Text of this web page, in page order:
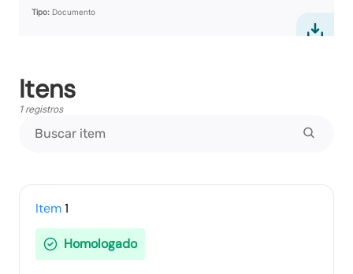
Tipo: Documento
Ata Final
Tipo: Documento
Termo de Homologação
Itens
1 registros
Item1
Homologado